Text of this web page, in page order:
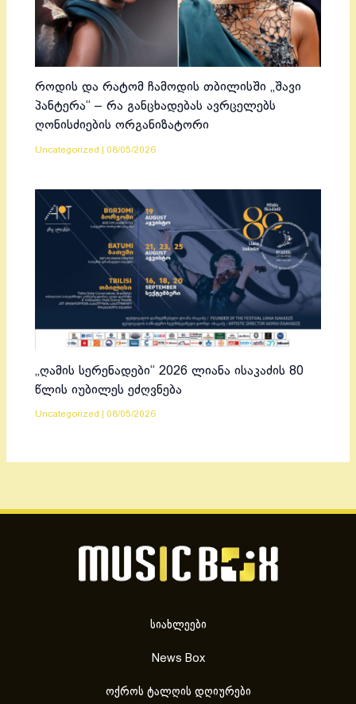
როდის და რატომ ჩამოდის თბილისში „შავი
პანტერა“ – რა განცხადებას ავრცელებს
ღონისძიების ორგანიზატორი
Uncategorized 08/05/2026
„ღამის სერენადები“ 2026 ლიანა ისაკაძის 80
წლის იუბილეს ეძღვნება
Uncategorized 08/05/2026
სიახლეები
News Box
ოქროს ტალღის დღიურები